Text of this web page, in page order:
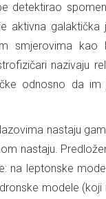
detektirao
aktivna
smjerovima kao
nazivaju
odnosno da
nastaju
nastaju.
na leptonske
modele